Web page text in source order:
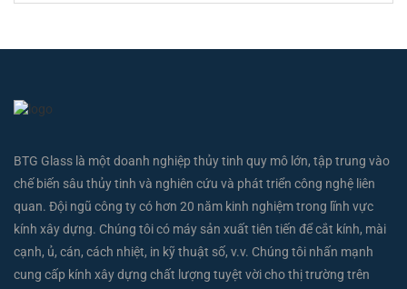
BTG Glass là một doanh nghiệp thủy tinh quy mô lớn, tập trung vào
chế biến sâu thủy tinh và nghiên cứu và phát triển công nghệ liên
quan. Đội ngũ công ty có hơn 20 năm kinh nghiệm trong lĩnh vực
kính xây dựng. Chúng tôi có máy sản xuất tiên tiến để cắt kính, mài
cạnh, ủ, cán, cách nhiệt, in kỹ thuật số, v.v. Chúng tôi nhấn mạnh
cung cấp kính xây dựng chất lượng tuyệt vời cho thị trường trên